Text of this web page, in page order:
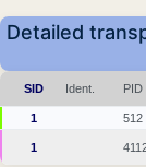
Detailed
SID Ident. PID
1 512
1